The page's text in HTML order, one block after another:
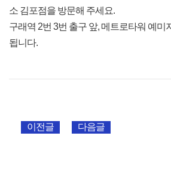
소 김포점을 방문해 주세요.
구래역 2번 3번 출구 앞, 메트로타워 예미
됩니다.
이전글
다음글